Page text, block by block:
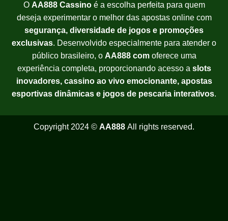
O AA888 Cassinoé a escolha perfeita para quem
deseja experimentar o melhor das apostas online com
segurança, diversidade de jogos e promoções
exclusivas. Desenvolvido especialmente para atender o
público brasileiro, o AA888 comoferece uma
experiência completa, proporcionando acesso a slots
inovadores, cassino ao vivo emocionante, apostas
esportivas dinâmicas e jogos de pescaria interativos.
Copyright 2024 © AA888 All rights reserved.